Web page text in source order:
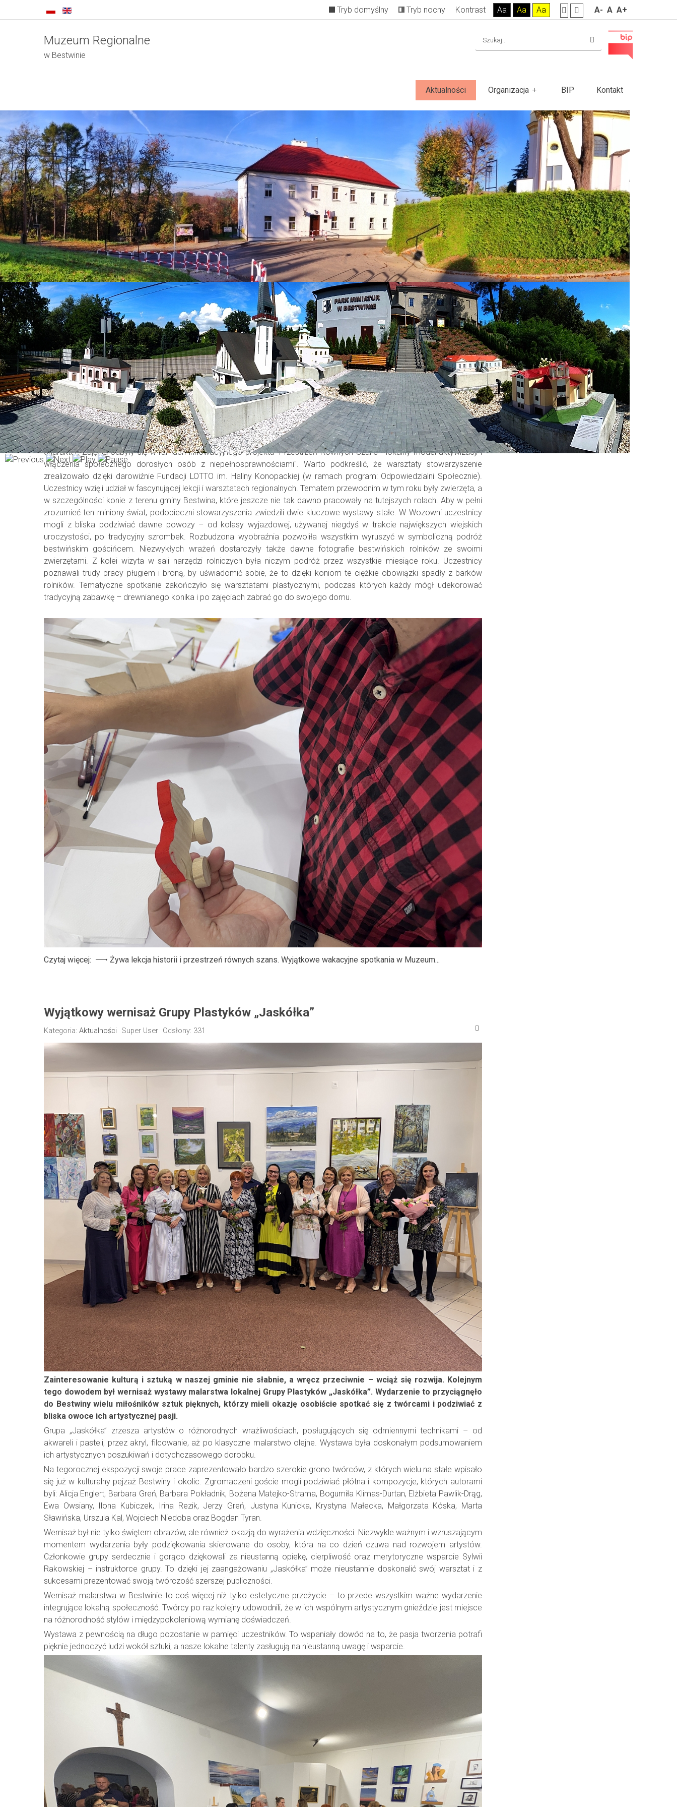
Tryb domyślny Tryb nocny Kontrast Aa Aa Aa A- A A+
Muzeum Regionalne
w Bestwinie
Aktualności Organizacja BIP Kontakt
Żywa lekcja historii i przestrzeń równych szans. Wyjątkowe wakacyjne
spotkania w Muzeum Regionalnym w Bestwinie.
Kategoria:Aktualności Super User Odsłony: 92
Bestwińskie muzeum to nie tylko zbiór eksponatów za szklaną gablotą, ale przede wszystkim miejsce spotkań,
integracji i ożywiania dawnych tradycji. W tegoroczne wakacje muzeum po raz kolejny udowodniło, że potrafi
łączyć edukację historyczną z działaniami na rzecz integracji społecznej i wyrównywania szans dostępu do oferty
kulturalnej jednostki. Minione tygodnie upłynęły tu pod znakiem niezwykłych warsztatów, w których wzięli udział
podopieczni Stowarzyszenia na Rzecz Osób z Upośledzeniem Umysłowym "RAZEM" oraz Stowarzyszenia
CENTRUM.
Dla członków Stowarzyszenia na Rzecz Osób z Upośledzeniem Umysłowym "RAZEM" wizyta w muzeum miała szczególny
charakter. Zajęcia odbyły się w ramach innowacyjnego projektu "Przestrzeń Równych Szans - lokalny model aktywizacji i
włączenia społecznego dorosłych osób z niepełnosprawnościami". Warto podkreślić, że warsztaty stowarzyszenie
zrealizowało dzięki darowiźnie Fundacji LOTTO im. Haliny Konopackiej (w ramach program: Odpowiedzialni Społecznie).
Uczestnicy wzięli udział w fascynującej lekcji i warsztatach regionalnych. Tematem przewodnim w tym roku były zwierzęta, a
w szczególności konie z terenu gminy Bestwina, które jeszcze nie tak dawno pracowały na tutejszych rolach. Aby w pełni
zrozumieć ten miniony świat, podopieczni stowarzyszenia zwiedzili dwie kluczowe wystawy stałe. W Wozowni uczestnicy
mogli z bliska podziwiać dawne powozy – od kolasy wyjazdowej, używanej niegdyś w trakcie największych wiejskich
uroczystości, po tradycyjny szrombek. Rozbudzona wyobraźnia pozwoliła wszystkim wyruszyć w symboliczną podróż
bestwińskim gościńcem. Niezwykłych wrażeń dostarczyły także dawne fotografie bestwińskich rolników ze swoimi
zwierzętami. Z kolei wizyta w sali narzędzi rolniczych była niczym podróż przez wszystkie miesiące roku. Uczestnicy
poznawali trudy pracy pługiem i broną, by uświadomić sobie, że to dzięki koniom te ciężkie obowiązki spadły z barków
rolników. Tematyczne spotkanie zakończyło się warsztatami plastycznymi, podczas których każdy mógł udekorować
tradycyjną zabawkę – drewnianego konika i po zajęciach zabrać go do swojego domu.
Czytaj więcej: Żywa lekcja historii i przestrzeń równych szans. Wyjątkowe wakacyjne spotkania w Muzeum...
Wyjątkowy wernisaż Grupy Plastyków „Jaskółka”
Kategoria: Aktualności Super User Odsłony: 331
Zainteresowanie kulturą i sztuką w naszej gminie nie słabnie, a wręcz przeciwnie – wciąż się rozwija. Kolejnym
tego dowodem był wernisaż wystawy malarstwa lokalnej Grupy Plastyków „Jaskółka”. Wydarzenie to przyciągnęło
do Bestwiny wielu miłośników sztuk pięknych, którzy mieli okazję osobiście spotkać się z twórcami i podziwiać z
bliska owoce ich artystycznej pasji.
Grupa „Jaskółka” zrzesza artystów o różnorodnych wrażliwościach, posługujących się odmiennymi technikami – od
akwareli i pasteli, przez akryl, filcowanie, aż po klasyczne malarstwo olejne. Wystawa była doskonałym podsumowaniem
ich artystycznych poszukiwań i dotychczasowego dorobku.
Na tegorocznej ekspozycji swoje prace zaprezentowało bardzo szerokie grono twórców, z których wielu na stałe wpisało
się już w kulturalny pejzaż Bestwiny i okolic. Zgromadzeni goście mogli podziwiać płótna i kompozycje, których autorami
byli: Alicja Englert, Barbara Greń, Barbara Pokładnik, Bożena Matejko-Strama, Bogumiła Klimas-Durtan, Elżbieta Pawlik-Drąg,
Ewa Owsiany, Ilona Kubiczek, Irina Rezik, Jerzy Greń, Justyna Kunicka, Krystyna Małecka, Małgorzata Kóska, Marta
Sławińska, Urszula Kal, Wojciech Niedoba oraz Bogdan Tyran.
Wernisaż był nie tylko świętem obrazów, ale również okazją do wyrażenia wdzięczności. Niezwykle ważnym i wzruszającym
momentem wydarzenia były podziękowania skierowane do osoby, która na co dzień czuwa nad rozwojem artystów.
Członkowie grupy serdecznie i gorąco dziękowali za nieustanną opiekę, cierpliwość oraz merytoryczne wsparcie Sylwii
Rakowskiej – instruktorce grupy. To dzięki jej zaangażowaniu „Jaskółka” może nieustannie doskonalić swój warsztat i z
sukcesami prezentować swoją twórczość szerszej publiczności.
Wernisaż malarstwa w Bestwinie to coś więcej niż tylko estetyczne przeżycie – to przede wszystkim ważne wydarzenie
integrujące lokalną społeczność. Twórcy po raz kolejny udowodnili, że w ich wspólnym artystycznym gnieździe jest miejsce
na różnorodność stylów i międzypokoleniową wymianę doświadczeń.
Wystawa z pewnością na długo pozostanie w pamięci uczestników. To wspaniały dowód na to, że pasja tworzenia potrafi
pięknie jednoczyć ludzi wokół sztuki, a nasze lokalne talenty zasługują na nieustanną uwagę i wsparcie.